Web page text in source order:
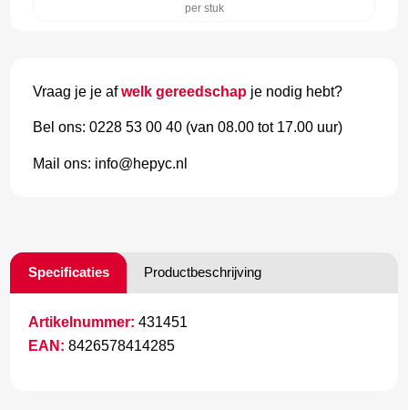
per stuk
Vraag je je afwelk gereedschap je nodig hebt?
Bel ons: 0228 53 00 40 (van 08.00 tot 17.00 uur)
Mail ons: info@hepyc.nl
Specificaties Productbeschrijving
Artikelnummer: 431451
EAN: 8426578414285